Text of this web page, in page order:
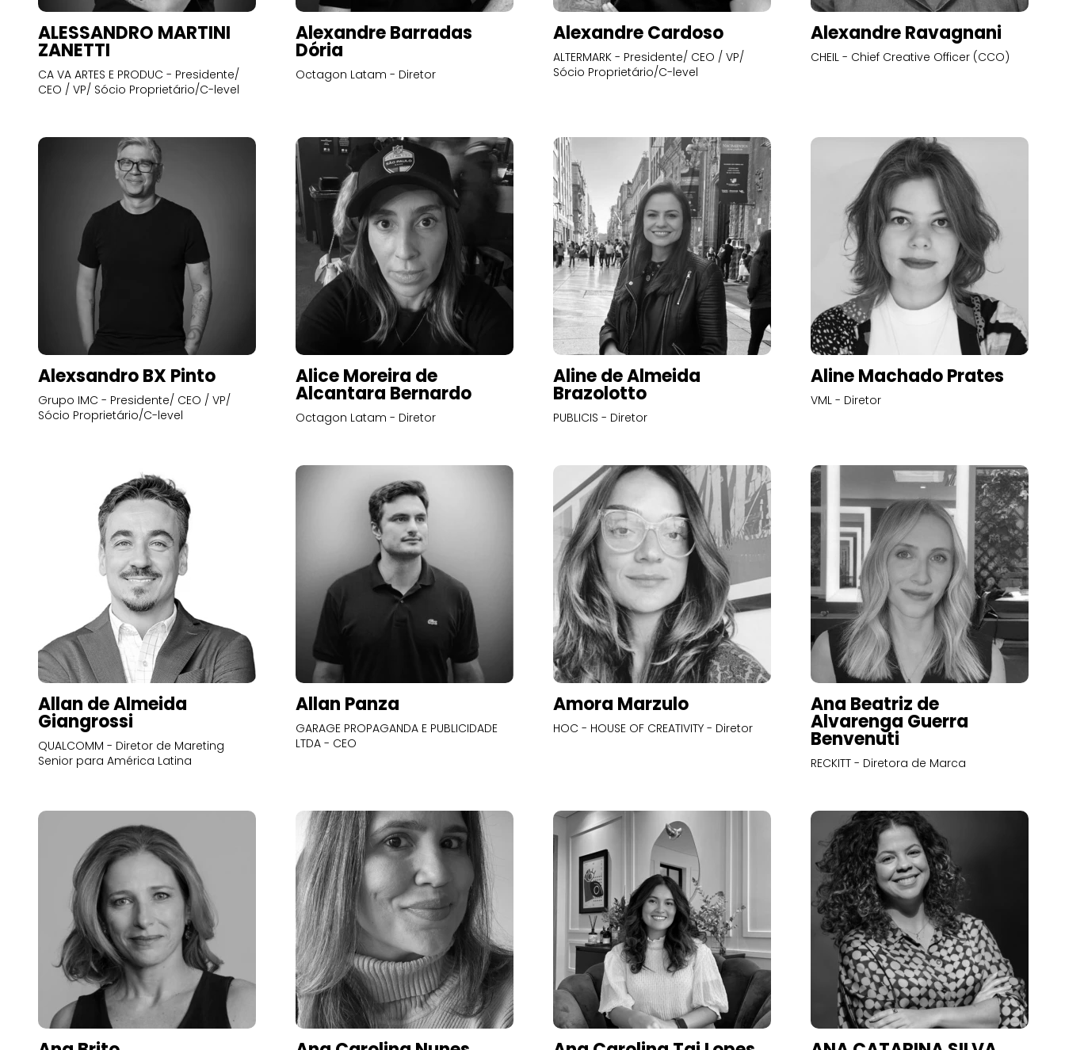
ALESSANDRO MARTINI
ZANETTI
CA VA ARTES E PRODUC - Presidente/
CEO / VP/ Sócio Proprietário/C-level
Alexandre Barradas
Dória
Octagon Latam - Diretor
Alexandre Cardoso
ALTERMARK - Presidente/ CEO / VP/
Sócio Proprietário/C-level
Alexandre Ravagnani
CHEIL - Chief Creative Officer (CCO)
Alexsandro BX Pinto
Grupo IMC - Presidente/ CEO / VP/
Sócio Proprietário/C-level
Alice Moreira de
Alcantara Bernardo
Octagon Latam - Diretor
Aline de Almeida
Brazolotto
PUBLICIS - Diretor
Aline Machado Prates
VML - Diretor
Allan de Almeida
Giangrossi
QUALCOMM - Diretor de Mareting
Senior para América Latina
Allan Panza
GARAGE PROPAGANDA E PUBLICIDADE
LTDA - CEO
Amora Marzulo
HOC - HOUSE OF CREATIVITY - Diretor
Ana Beatriz de
Alvarenga Guerra
Benvenuti
RECKITT - Diretora de Marca